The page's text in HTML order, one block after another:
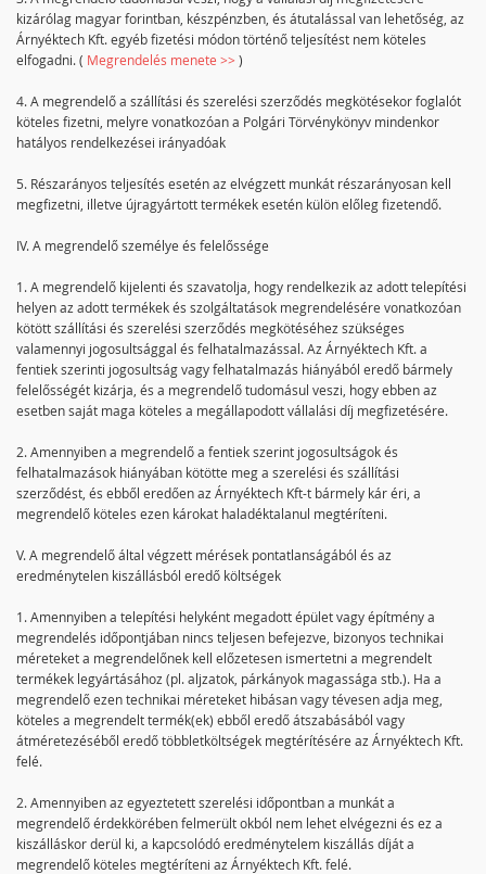
kizárólag magyar forintban, készpénzben, és átutalással van lehetőség, az
Árnyéktech Kft. egyéb fizetési módon történő teljesítést nem köteles
elfogadni. ( Megrendelés menete >> )
4. A megrendelő a szállítási és szerelési szerződés megkötésekor foglalót
köteles fizetni, melyre vonatkozóan a Polgári Törvénykönyv mindenkor
hatályos rendelkezései irányadóak
5. Részarányos teljesítés esetén az elvégzett munkát részarányosan kell
megfizetni, illetve újragyártott termékek esetén külön előleg fizetendő.
IV. A megrendelő személye és felelőssége
1. A megrendelő kijelenti és szavatolja, hogy rendelkezik az adott telepítési
helyen az adott termékek és szolgáltatások megrendelésére vonatkozóan
kötött szállítási és szerelési szerződés megkötéséhez szükséges
valamennyi jogosultsággal és felhatalmazással. Az Árnyéktech Kft. a
fentiek szerinti jogosultság vagy felhatalmazás hiányából eredő bármely
felelősségét kizárja, és a megrendelő tudomásul veszi, hogy ebben az
esetben saját maga köteles a megállapodott vállalási díj megfizetésére.
2. Amennyiben a megrendelő a fentiek szerint jogosultságok és
felhatalmazások hiányában kötötte meg a szerelési és szállítási
szerződést, és ebből eredően az Árnyéktech Kft-t bármely kár éri, a
megrendelő köteles ezen károkat haladéktalanul megtéríteni.
V. A megrendelő által végzett mérések pontatlanságából és az
eredménytelen kiszállásból eredő költségek
1. Amennyiben a telepítési helyként megadott épület vagy építmény a
megrendelés időpontjában nincs teljesen befejezve, bizonyos technikai
méreteket a megrendelőnek kell előzetesen ismertetni a megrendelt
termékek legyártásához (pl. aljzatok, párkányok magassága stb.). Ha a
megrendelő ezen technikai méreteket hibásan vagy tévesen adja meg,
köteles a megrendelt termék(ek) ebből eredő átszabásából vagy
átméretezéséből eredő többletköltségek megtérítésére az Árnyéktech Kft.
felé.
2. Amennyiben az egyeztetett szerelési időpontban a munkát a
megrendelő érdekkörében felmerült okból nem lehet elvégezni és ez a
kiszálláskor derül ki, a kapcsolódó eredménytelem kiszállás díját a
megrendelő köteles megtéríteni az Árnyéktech Kft. felé.